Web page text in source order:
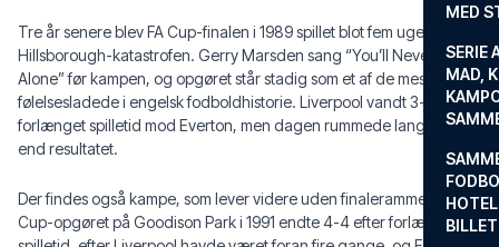
MED
SERIE
MAD,
Tre år senere blev FA Cup-finalen i 1989 spillet blot fem uger efter
Hillsborough-katastrofen. Gerry Marsden sang “You’ll Never Walk
Alone” før kampen, og opgøret står stadig som et af de mest
følelsesladede i engelsk fodboldhistorie. Liverpool vandt 3-2 efter
forlænget spilletid mod Everton, men dagen rummede langt mere
end resultatet.
Der findes også kampe, som lever videre uden finalerammen. FA
Cup-opgøret på Goodison Park i 1991 endte 4-4 efter forlænget